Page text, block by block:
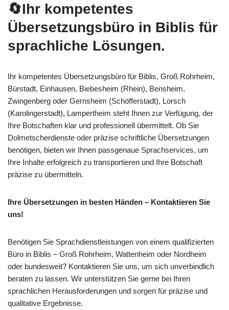
🔄Ihr kompetentes
Übersetzungsbüro in Biblis für
sprachliche Lösungen.
Ihr kompetentes Übersetzungsbüro für Biblis, Groß Rohrheim,
Bürstadt, Einhausen, Biebesheim (Rhein), Bensheim,
Zwingenberg oder Gernsheim (Schöfferstadt), Lorsch
(Karolingerstadt), Lampertheim steht Ihnen zur Verfügung, der
Ihre Botschaften klar und professionell übermittelt. Ob Sie
Dolmetscherdienste oder präzise schriftliche Übersetzungen
benötigen, bieten wir Ihnen passgenaue Sprachservices, um
Ihre Inhalte erfolgreich zu transportieren und Ihre Botschaft
präzise zu übermitteln.
Ihre Übersetzungen in besten Händen – Kontaktieren Sie
uns!
Benötigen Sie Sprachdienstleistungen von einem qualifizierten
Büro in Biblis – Groß Rohrheim, Wattenheim oder Nordheim
oder bundesweit? Kontaktieren Sie uns, um sich unverbindlich
beraten zu lassen. Wir unterstützen Sie gerne bei Ihren
sprachlichen Herausforderungen und sorgen für präzise und
qualitative Ergebnisse.